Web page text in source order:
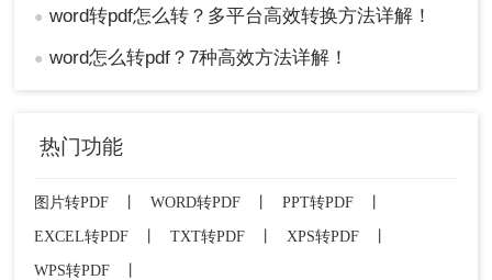
● word转pdf怎么转？多平台高效转换方法详解！
● word怎么转pdf？7种高效方法详解！
热门功能
图片转PDF WORD转PDF PPT转PDF
EXCEL转PDF
TXT转PDF XPS转PDF
WPS转PDF